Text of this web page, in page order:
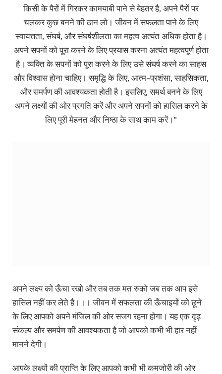
किसी के पैरों में गिरकर कामयाबी पाने से बेहतर है, अपने पैरों पर
चलकर कुछ बनने की ठान लो। जीवन में सफलता पाने के लिए
स्वायत्तता, संघर्ष, और संघर्षशीलता का महत्व अत्यंत अधिक होता है।
अपने सपनों को पूरा करने के लिए प्रयास करना अत्यंत महत्वपूर्ण होता
है। व्यक्ति के सपनों को पूरा करने के लिए उसे संघर्ष करने का साहस
और विश्वास होना चाहिए। समृद्धि के लिए, आत्म-प्रशंसा, साहसिकता,
और समर्पण की आवश्यकता होती है। इसलिए, समर्थ बनने के लिए
अपने लक्ष्यों की ओर प्रगति करें और अपने सपनों को हासिल करने के
लिए पूरी मेहनत और निष्ठा के साथ काम करें।”
अपने लक्ष्य को ऊँचा रखो और तब तक मत रुको जब तक आप इसे
हासिल नहीं कर लेते है।।। जीवन में सफलता की ऊँचाइयों को छूने
के लिए आपको अपने मंजिल की ओर सजग रहना होगा। यह एक दृढ़
संकल्प और समर्पण की आवश्यकता है जो आपको कभी भी हार नहीं
मानने देगी।
आपके लक्ष्यों की प्राप्ति के लिए आपको कभी भी कमजोरी की ओर